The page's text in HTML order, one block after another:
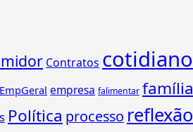
Contratos cotidiano
EmpGeral empresa falimentar família
Política processo reflexão